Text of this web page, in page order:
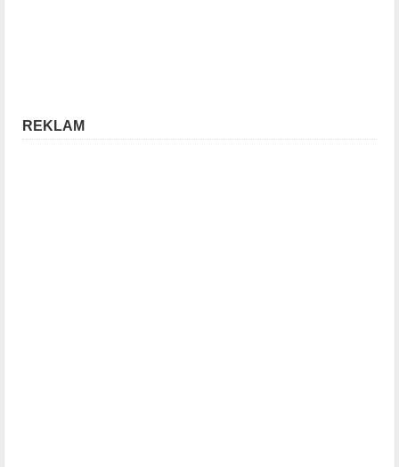
REKLAM